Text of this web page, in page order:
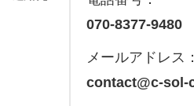
070-8377-9480
メールアドレス：
contact@c-sol-